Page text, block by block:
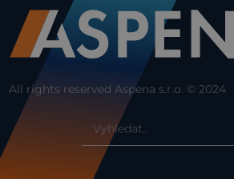
All rights reserved Aspena s.r.o. © 2024